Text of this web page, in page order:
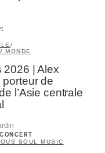
/
MONDE
2026 | Alex
porteur de
l’Asie centrale
SOUL MUSIC